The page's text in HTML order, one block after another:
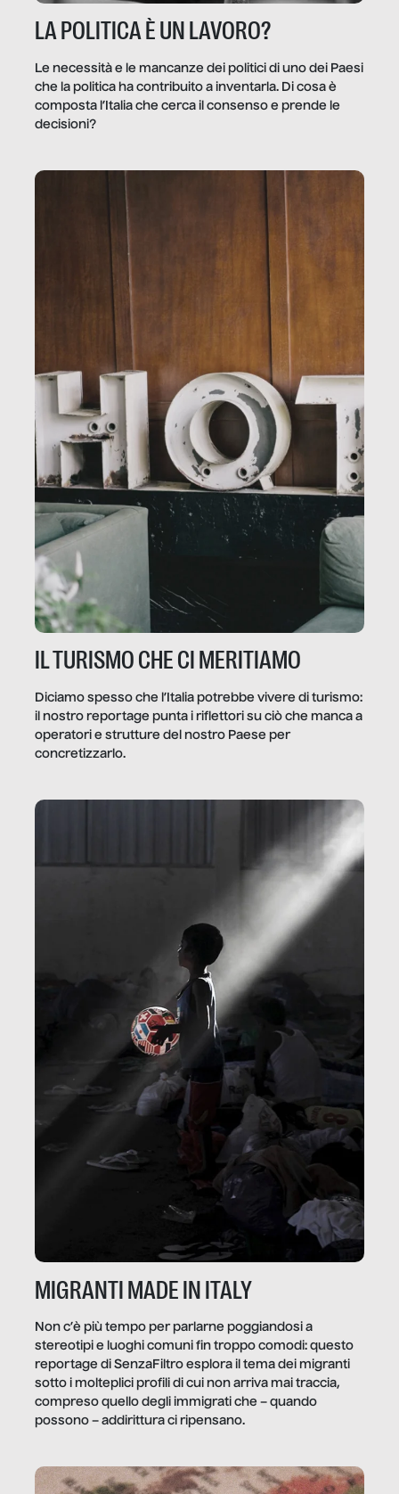
LA POLITICA È UN LAVORO?
Le necessità e le mancanze dei politici di uno dei Paesi
che la politica ha contribuito a inventarla. Di cosa è
composta l’Italia che cerca il consenso e prende le
decisioni?
IL TURISMO CHE CI MERITIAMO
Diciamo spesso che l’Italia potrebbe vivere di turismo:
il nostro reportage punta i riflettori su ciò che manca a
operatori e strutture del nostro Paese per
concretizzarlo.
MIGRANTI MADE IN ITALY
Non c’è più tempo per parlarne poggiandosi a
stereotipi e luoghi comuni fin troppo comodi: questo
reportage di SenzaFiltro esplora il tema dei migranti
sotto i molteplici profili di cui non arriva mai traccia,
compreso quello degli immigrati che – quando
possono – addirittura ci ripensano.